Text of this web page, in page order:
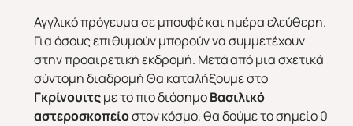
Αγγλικό πρόγευμα σε μπουφέ και ημέρα ελεύθερη.
Για όσους επιθυμούν μπορούν να συμμετέχουν
στην προαιρετική εκδρομή. Μετά από μια σχετικά
σύντομη διαδρομή Θα καταλήξουμε στο
Γκρίνουιτςμε το πιο διάσημοΒασιλικό
αστεροσκοπείοστον κόσμο, θα δούμε το σημείο 0